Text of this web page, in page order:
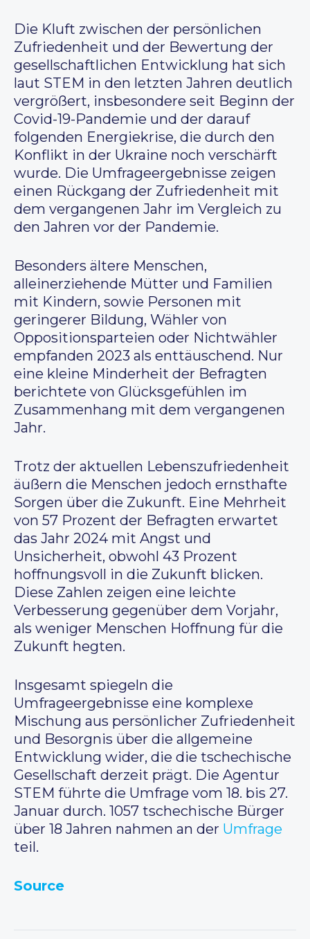
Die Kluft zwischen der persönlichen
Zufriedenheit und der Bewertung der
gesellschaftlichen Entwicklung hat sich
laut STEM in den letzten Jahren deutlich
vergrößert, insbesondere seit Beginn der
Covid-19-Pandemie und der darauf
folgenden Energiekrise, die durch den
Konflikt in der Ukraine noch verschärft
wurde. Die Umfrageergebnisse zeigen
einen Rückgang der Zufriedenheit mit
dem vergangenen Jahr im Vergleich zu
den Jahren vor der Pandemie.
Besonders ältere Menschen,
alleinerziehende Mütter und Familien
mit Kindern, sowie Personen mit
geringerer Bildung, Wähler von
Oppositionsparteien oder Nichtwähler
empfanden 2023 als enttäuschend. Nur
eine kleine Minderheit der Befragten
berichtete von Glücksgefühlen im
Zusammenhang mit dem vergangenen
Jahr.
Trotz der aktuellen Lebenszufriedenheit
äußern die Menschen jedoch ernsthafte
Sorgen über die Zukunft. Eine Mehrheit
von 57 Prozent der Befragten erwartet
das Jahr 2024 mit Angst und
Unsicherheit, obwohl 43 Prozent
hoffnungsvoll in die Zukunft blicken.
Diese Zahlen zeigen eine leichte
Verbesserung gegenüber dem Vorjahr,
als weniger Menschen Hoffnung für die
Zukunft hegten.
Insgesamt spiegeln die
Umfrageergebnisse eine komplexe
Mischung aus persönlicher Zufriedenheit
und Besorgnis über die allgemeine
Entwicklung wider, die die tschechische
Gesellschaft derzeit prägt. Die Agentur
STEM führte die Umfrage vom 18. bis 27.
Januar durch. 1057 tschechische Bürger
über 18 Jahren nahmen an der Umfrage
teil.
Source